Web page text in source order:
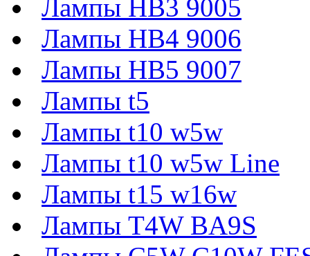
Лампы HB3 9005
Лампы HB4 9006
Лампы HB5 9007
Лампы t5
Лампы t10 w5w
Лампы t10 w5w Line
Лампы t15 w16w
Лампы T4W BA9S